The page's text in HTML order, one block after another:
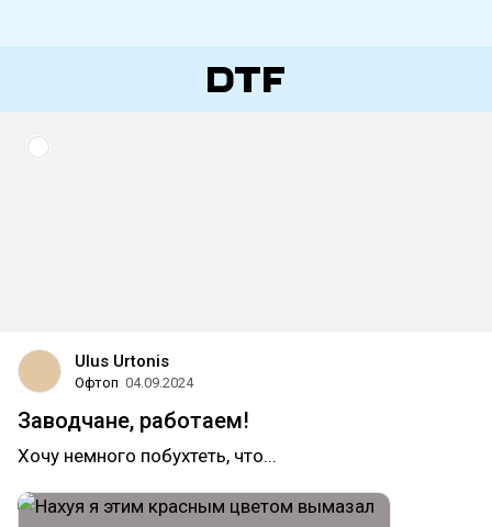
Ulus Urtonis
Офтоп 04.09.2024
Заводчане, работаем!
Хочу немного побухтеть, что...